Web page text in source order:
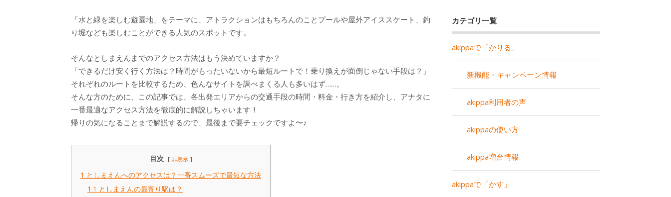
「水と緑を楽しむ遊園地」をテーマに、アトラクションはもちろんのことプールや屋外アイススケート、釣
り堀なども楽しむことができる人気のスポットです。
そんなとしまえんまでのアクセス方法はもう決めていますか？
「できるだけ安く行く方法は？時間がもったいないから最短ルートで！乗り換えが面倒じゃない手段は？」
それぞれのルートを比較するため、色んなサイトを調べまくる人も多いはず……。
そんな方のために、この記事では、各出発エリアからの交通手段の時間・料金・行き方を紹介し、アナタに
一番最適なアクセス方法を徹底的に解説しちゃいます！
帰りの気になることまで解説するので、最後まで要チェックですよ〜♪
目次 非表示
1 としまえんへのアクセスは？一番スムーズで最短な方法
1.1 としまえんの最寄り駅は？
カテゴリ一覧
akippaで「かりる」
新機能・キャンペーン情報
akippa利用者の声
akippaの使い方
akippa増台情報
akippaで「かす」